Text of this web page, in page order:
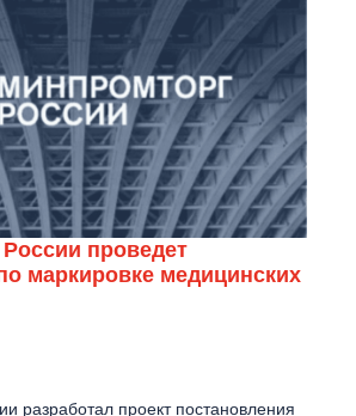
проведет
маркировке медицинских
разработал проект постановления